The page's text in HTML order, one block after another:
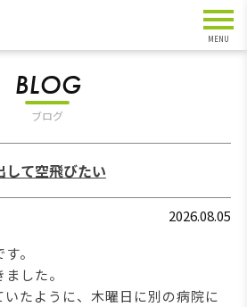
BLOG
ブログ
て空飛びたい
2026.08.05
。
した。
たように、木曜日に別の病院に